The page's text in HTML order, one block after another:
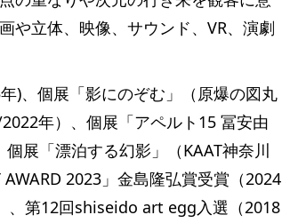
や立体、映像、サウンド、VR、演劇
)、個展「影にのぞむ」（原爆の図丸
年）、個展「アペルト15 冨安由
展「漂泊する幻影」（KAAT神奈川
2023」金島隆弘賞受賞（2024
、第12回shiseido art egg入選（2018